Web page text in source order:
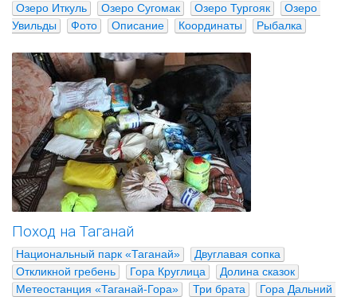
Озеро Иткуль
Озеро Сугомак Озеро Тургояк
Озеро
Увильды
Фото Описание Координаты Рыбалка
Поход на Таганай
Национальный парк «Таганай»
Двуглавая сопка
Откликной гребень
Гора Круглица
Долина сказок
Метеостанция «Таганай-Гора»
Три брата
Гора Дальний